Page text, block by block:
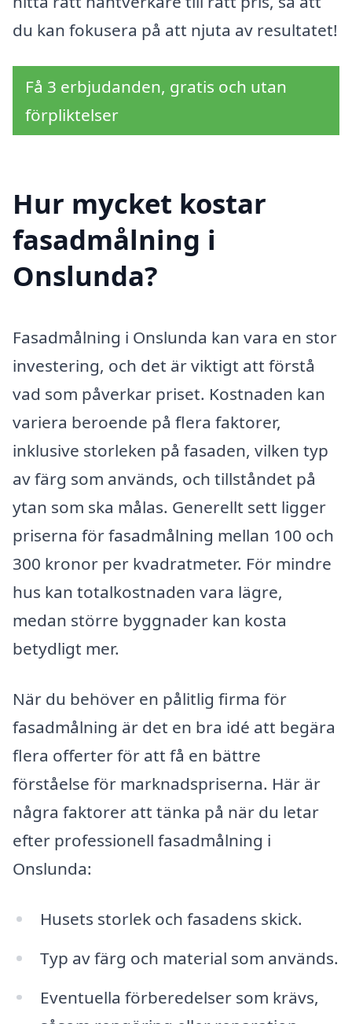
du kan fokusera på att njuta av resultatet!
Få 3 erbjudanden, gratis och utan
förpliktelser
Hur mycket kostar
fasadmålning i
Onslunda?
Fasadmålning i Onslunda kan vara en stor
investering, och det är viktigt att förstå
vad som påverkar priset. Kostnaden kan
variera beroende på flera faktorer,
inklusive storleken på fasaden, vilken typ
av färg som används, och tillståndet på
ytan som ska målas. Generellt sett ligger
priserna för fasadmålning mellan 100 och
300 kronor per kvadratmeter. För mindre
hus kan totalkostnaden vara lägre,
medan större byggnader kan kosta
betydligt mer.
När du behöver en pålitlig firma för
fasadmålning är det en bra idé att begära
flera offerter för att få en bättre
förståelse för marknadspriserna. Här är
några faktorer att tänka på när du letar
efter professionell fasadmålning i
Onslunda:
Husets storlek och fasadens skick.
Typ av färg och material som används.
Eventuella förberedelser som krävs,